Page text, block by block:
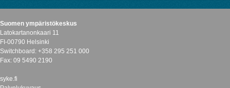
Suomen ympäristökeskus
Latokartanonkaari 11
FI-00790 Helsinki
Switchboard: +358 295 251 000
Fax: 09 5490 2190
syke.fi